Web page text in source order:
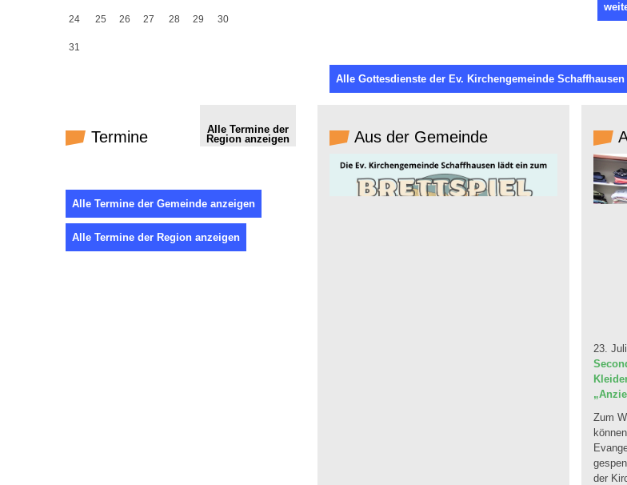
24 25 26 27 28 29 30
31
Alle Gottesdienste der Ev. Kirchengemeinde
Termine
Alle Termine der
Region anzeigen
Alle Termine der Gemeinde anzeigen
Alle Termine der Region anzeigen
Aus der Gemeinde
23.
Zum
der